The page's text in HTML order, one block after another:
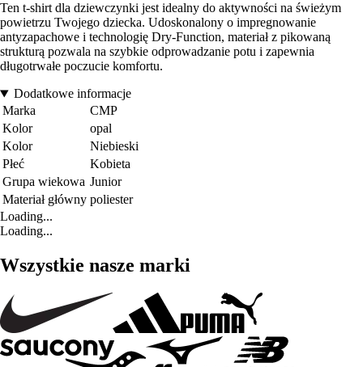
Ten t-shirt dla dziewczynki jest idealny do aktywności na świeżym
powietrzu Twojego dziecka. Udoskonalony o impregnowanie
antyzapachowe i technologię Dry-Function, materiał z pikowaną
strukturą pozwala na szybkie odprowadzanie potu i zapewnia
długotrwałe poczucie komfortu.
Dodatkowe informacje
Marka
CMP
Kolor
opal
Kolor
Niebieski
Płeć
Kobieta
Grupa wiekowa Junior
Materiał główny poliester
Loading...
Loading...
Wszystkie nasze marki